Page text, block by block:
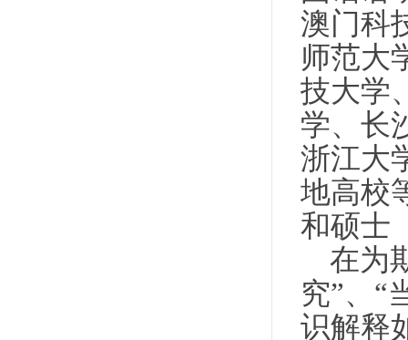
澳门科
师范大
技大学
学、长
浙江大
地高校
和硕士
在为
究”、 “
识解释